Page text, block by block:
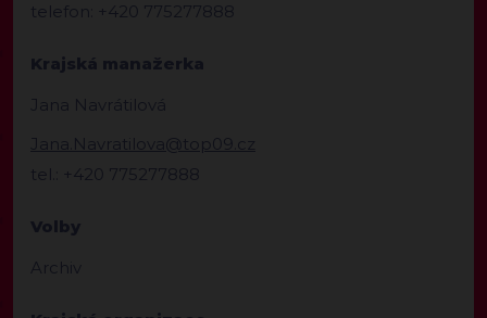
telefon: +420 775277888
Krajská manažerka
Jana Navrátilová
Jana.Navratilova@top09.cz
tel.: +420 775277888
Volby
Archiv